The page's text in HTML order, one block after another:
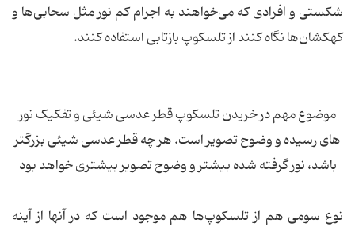
شکستی و افرادی که می‌خواهند به اجرام کم نور مثل سحابی‌ها و
کهکشان‌ها نگاه کنند از تلسکوپ بازتابی استفاده کنند.
موضوع مهم در خریدن تلسکوپ قطر عدسی شیئی و تفکیک نور
های رسیده و وضوح تصویر است. هر چه قطر عدسی شیئی بزرگتر
باشد، نور گرفته شده بیشتر و وضوح تصویر بیشتری خواهد بود
نوع سومی هم از تلسکوپ‌ها هم موجود است که در آنها از آینه